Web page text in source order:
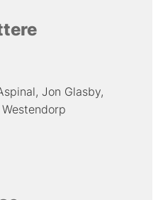
Jon Glasby
Westendorp